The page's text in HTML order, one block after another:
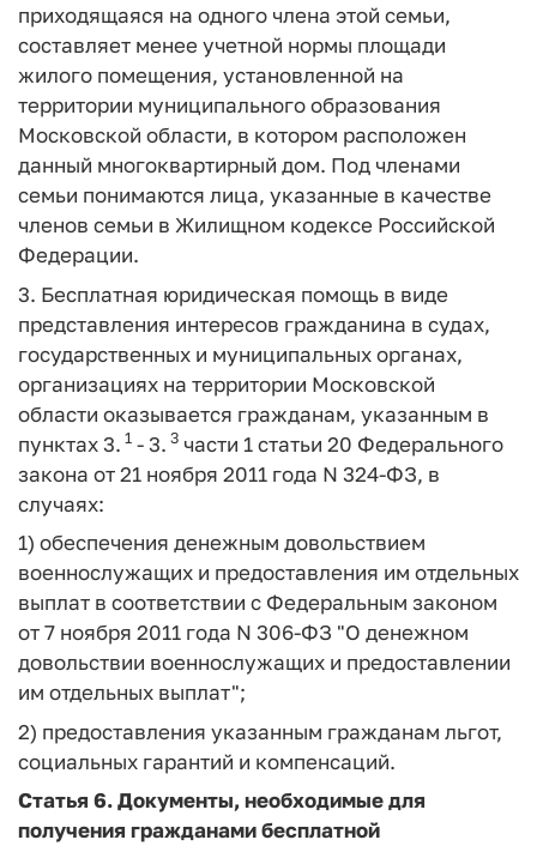
приходящаяся на одного члена этой семьи,
составляет менее учетной нормы площади
жилого помещения, установленной на
территории муниципального образования
Московской области, в котором расположен
данный многоквартирный дом. Под членами
семьи понимаются лица, указанные в качестве
членов семьи в Жилищном кодексе Российской
Федерации.
3. Бесплатная юридическая помощь в виде
представления интересов гражданина в судах,
государственных и муниципальных органах,
организациях на территории Московской
области оказывается гражданам, указанным в
пунктах 3. 1 - 3. 3 части 1 статьи 20 Федерального
закона от 21 ноября 2011 года N 324-ФЗ, в
случаях:
1) обеспечения денежным довольствием
военнослужащих и предоставления им отдельных
выплат в соответствии с Федеральным законом
от 7 ноября 2011 года N 306-ФЗ "О денежном
довольствии военнослужащих и предоставлении
им отдельных выплат";
2) предоставления указанным гражданам льгот,
социальных гарантий и компенсаций.
Статья 6.Документы, необходимые для
получения гражданами бесплатной